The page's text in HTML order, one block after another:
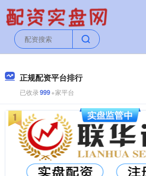
正规配资平台排行
已收录999+家平台